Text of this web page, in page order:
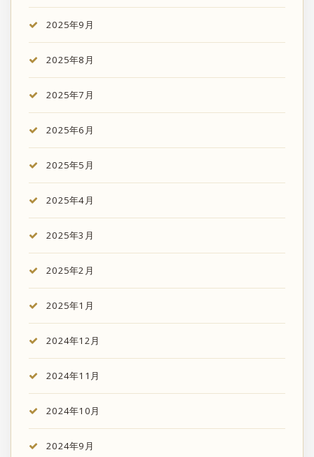
2025年9月
2025年8月
2025年7月
2025年6月
2025年5月
2025年4月
2025年3月
2025年2月
2025年1月
2024年12月
2024年11月
2024年10月
2024年9月